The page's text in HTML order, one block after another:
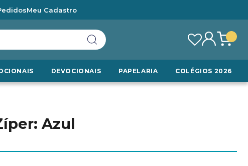
Meu Cadastro
DEVOCIONAIS PAPELARIA COLÉGIOS 2026
Azul